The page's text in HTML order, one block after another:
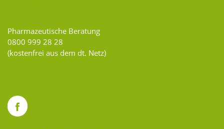
Pharmazeutische Beratung
0800 999 28 28
(kostenfrei aus dem dt. Netz)